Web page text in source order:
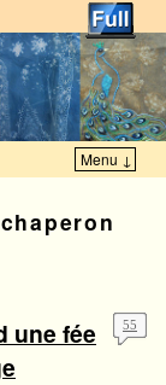
Menu ↓
une fée
55